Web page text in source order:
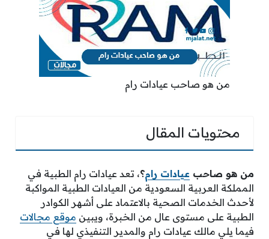
من هو صاحب عيادات رام
محتويات المقال
من هو صاحب عيادات رام؟، تعد عيادات رام الطبية في
المملكة العربية السعودية من العيادات الطبية المواكبة
لأحدث الخدمات الصحية بالاعتماد على أشهر الكوادر
الطبية على مستوى عال من الخبرة، ويبين موقع مجالات
فيما يلي مالك عيادات رام والمدير التنفيذي لها في